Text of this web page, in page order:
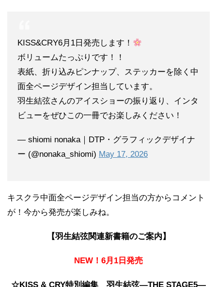
KISS&CRY6月1日発売します！
ボリュームたっぷりです！！
表紙、折り込みピンナップ、ステッカーを除く中
面全ページデザイン担当しています。
羽生結弦さんのアイスショーの振り返り、インタ
ビューをぜひこの一冊でお楽しみください！
— shiomi nonaka｜DTP・グラフィックデザイナ
ー (@nonaka_shiomi) May 17, 2026
キスクラ中面全ページデザイン担当の方からコメント
が！今から発売が楽しみね。
【羽生結弦関連新書籍のご案内】
NEW！6月1日発売
☆KISS & CRY特別編集 羽生結弦―THE STAGE5―